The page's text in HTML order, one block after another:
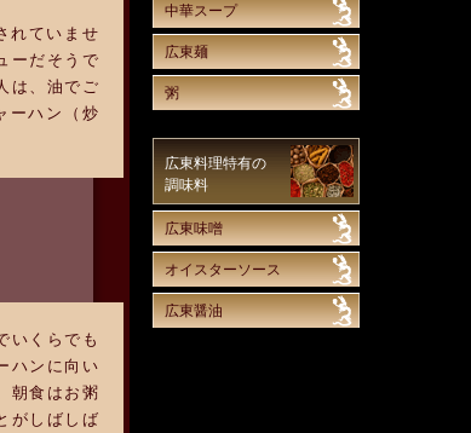
れていませ
ーだそうで
は、油でご
ーハン（炒
いくらでも
ハンに向い
朝食はお粥
がしばしば
中華スープ
広東麺
粥
広東料理特有の
調味料
広東味噌
オイスターソース
広東醤油